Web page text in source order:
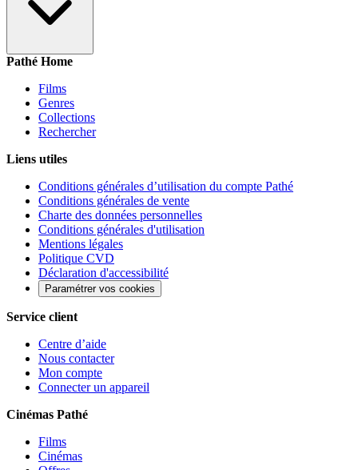
Pathé Home
Films
Genres
Collections
Rechercher
Liens utiles
Conditions générales d’utilisation du compte Pathé
Conditions générales de vente
Charte des données personnelles
Conditions générales d'utilisation
Mentions légales
Politique CVD
Déclaration d'accessibilité
Paramétrer vos cookies
Service client
Centre d’aide
Nous contacter
Mon compte
Connecter un appareil
Cinémas Pathé
Films
Cinémas